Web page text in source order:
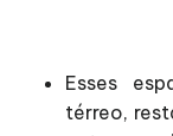
Esses
térreo,